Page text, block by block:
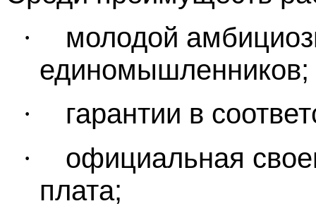
·
молодой
единомышленников;
· гарантии в
·
официальная
плата;